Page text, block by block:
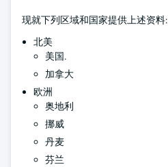
现就下列区域和国家提供上述资料:
北美
美国.
加拿大
欧洲
奥地利
挪威
丹麦
芬兰